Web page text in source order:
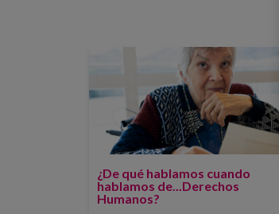
¿De qué hablamos cuando
hablamos de...Derechos
Humanos?